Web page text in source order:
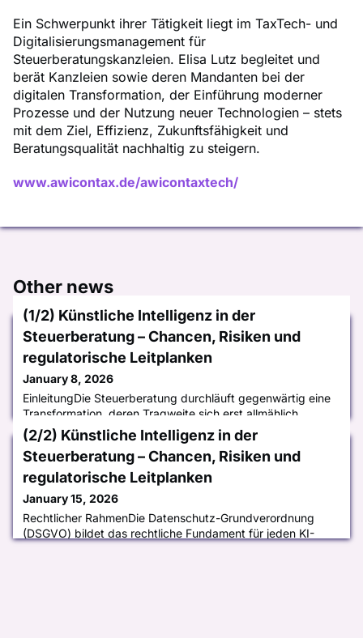
Ein Schwerpunkt ihrer Tätigkeit liegt im TaxTech- und
Digitalisierungsmanagement für
Steuerberatungskanzleien. Elisa Lutz begleitet und
berät Kanzleien sowie deren Mandanten bei der
digitalen Transformation, der Einführung moderner
Prozesse und der Nutzung neuer Technologien – stets
mit dem Ziel, Effizienz, Zukunftsfähigkeit und
Beratungsqualität nachhaltig zu steigern.
www.awicontax.de/awicontaxtech/
Other news
(1/2) Künstliche Intelligenz in der
Steuerberatung – Chancen, Risiken und
regulatorische Leitplanken
January 8, 2026
EinleitungDie Steuerberatung durchläuft gegenwärtig eine
Transformation, deren Tragweite sich erst allmählich
abzeichnet. Was mit der Digitalisierung begann –
beschleunigte Prozesse, vernetzte Kommunikation, neue
Beratungsformate – mündet nun in eine zweite, weitaus
tiefgreifendere Phase des technologischen Wandels. Mit
dem Aufkommen leistungsfähiger KI-Systeme stehen
Steuerberater vor Herausforde
(2/2) Künstliche Intelligenz in der
Steuerberatung – Chancen, Risiken und
regulatorische Leitplanken
January 15, 2026
Rechtlicher RahmenDie Datenschutz-Grundverordnung
(DSGVO) bildet das rechtliche Fundament für jeden KI-